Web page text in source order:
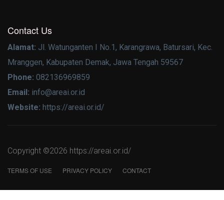
Contact Us
Alamat: Jl. Watunganten I No.1, Karangrawa, Batursari, Kec.
Mranggen, Kabupaten Demak, Jawa Tengah 59567
Phone: 082136969859
Email: info@areai.or.id
Website: https://areai.or.id/
Copyright ©2026 https://areai.or.id/
TERMS OF USE PRIVACY POLICY CONTACT